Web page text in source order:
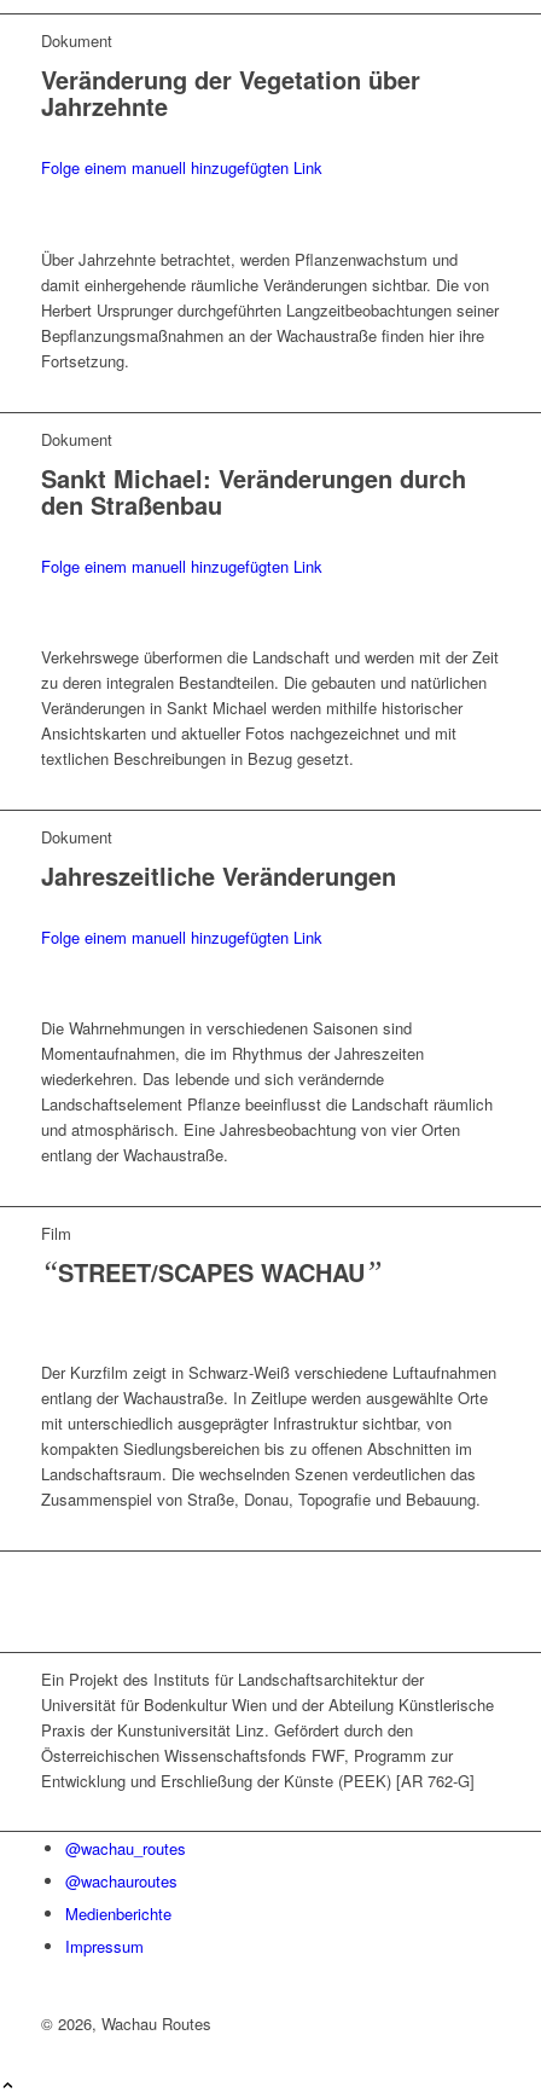
Dokument
Veränderung der Vegetation über
Jahrzehnte
Folge einem manuell hinzugefügten Link
Über Jahrzehnte betrachtet, werden Pflanzenwachstum und
damit einhergehende räumliche Veränderungen sichtbar. Die von
Herbert Ursprunger durchgeführten Langzeitbeobachtungen seiner
Bepflanzungsmaßnahmen an der Wachaustraße finden hier ihre
Fortsetzung.
Dokument
Sankt Michael: Veränderungen durch
den Straßenbau
Folge einem manuell hinzugefügten Link
Verkehrswege überformen die Landschaft und werden mit der Zeit
zu deren integralen Bestandteilen. Die gebauten und natürlichen
Veränderungen in Sankt Michael werden mithilfe historischer
Ansichtskarten und aktueller Fotos nachgezeichnet und mit
textlichen Beschreibungen in Bezug gesetzt.
Dokument
Jahreszeitliche Veränderungen
Folge einem manuell hinzugefügten Link
Die Wahrnehmungen in verschiedenen Saisonen sind
Momentaufnahmen, die im Rhythmus der Jahreszeiten
wiederkehren. Das lebende und sich verändernde
Landschaftselement Pflanze beeinflusst die Landschaft räumlich
und atmosphärisch. Eine Jahresbeobachtung von vier Orten
entlang der Wachaustraße.
Film
“STREET/SCAPES WACHAU”
Der Kurzfilm zeigt in Schwarz-Weiß verschiedene Luftaufnahmen
entlang der Wachaustraße. In Zeitlupe werden ausgewählte Orte
mit unterschiedlich ausgeprägter Infrastruktur sichtbar, von
kompakten Siedlungsbereichen bis zu offenen Abschnitten im
Landschaftsraum. Die wechselnden Szenen verdeutlichen das
Zusammenspiel von Straße, Donau, Topografie und Bebauung.
Ein Projekt des Instituts für Landschaftsarchitektur der
Universität für Bodenkultur Wien und der Abteilung Künstlerische
Praxis der Kunst­universität Linz. Gefördert durch den
Österreichischen Wissenschaftsfonds FWF, Programm zur
Entwicklung und Erschließung der Künste (PEEK) [AR 762-G]
© 2026, Wachau Routes
@wachau_routes
@wachauroutes
Medienberichte
Impressum